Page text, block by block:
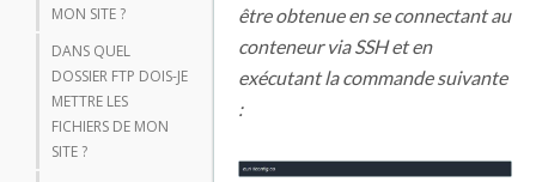
MON SITE ?
DANS QUEL
DOSSIER FTP DOIS-JE
METTRE LES
FICHIERS DE MON
SITE ?
être obtenue en se connectant au
conteneur via SSH et en
exécutant la commande suivante
: